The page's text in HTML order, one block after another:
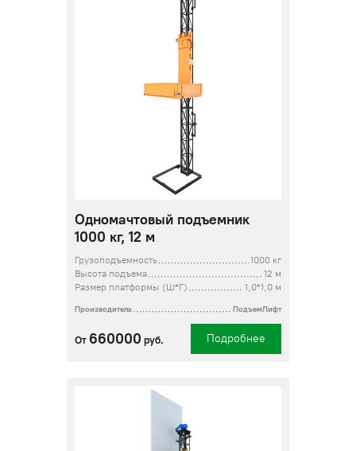
Одномачтовый подъемник
1000 кг, 12 м
Грузоподъемность
1000 кг
Высота подъема
12 м
Размер платформы (Ш*Г)
1,0*1,0 м
Производитель ПодъемЛифт
От 660000 руб. Подробнее